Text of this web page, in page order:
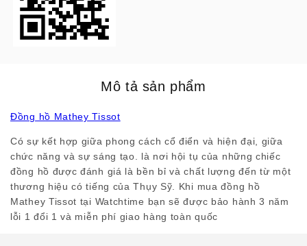
Mô tả sản phẩm
Đồng hồ Mathey Tissot
Có sự kết hợp giữa phong cách cổ điển và hiện đại, giữa
chức năng và sự sáng tạo. là nơi hội tụ của những chiếc
đồng hồ được đánh giá là bền bỉ và chất lượng đến từ một
thương hiệu có tiếng của Thụy Sỹ. Khi mua đồng hồ
Mathey Tissot tại Watchtime bạn sẽ được bảo hành 3 năm
lỗi 1 đổi 1 và miễn phí giao hàng toàn quốc